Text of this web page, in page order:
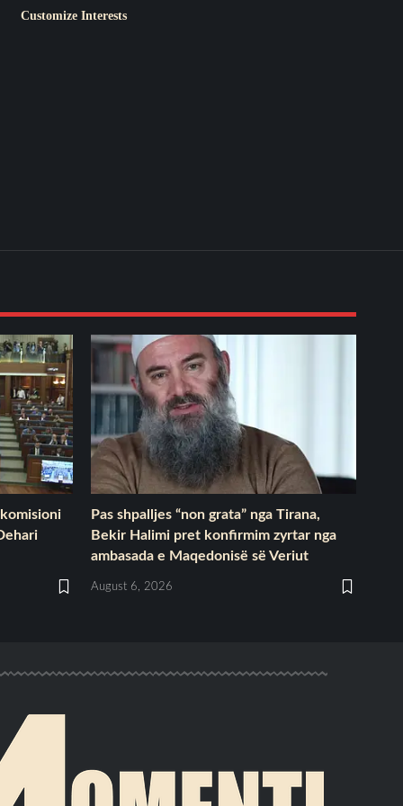
Customize Interests
Pas shpalljes “non grata” nga Tirana,
Bekir Halimi pret konfirmim zyrtar nga
ambasada e Maqedonisë së Veriut
August 6, 2026